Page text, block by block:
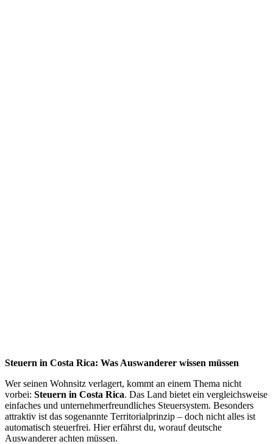
Steuern in Costa Rica: Was Auswanderer wissen müssen
Wer seinen Wohnsitz verlagert, kommt an einem Thema nicht
vorbei: Steuern in Costa Rica. Das Land bietet ein vergleichsweise
einfaches und unternehmerfreundliches Steuersystem. Besonders
attraktiv ist das sogenannte Territorialprinzip – doch nicht alles ist
automatisch steuerfrei. Hier erfährst du, worauf deutsche
Auswanderer achten müssen.